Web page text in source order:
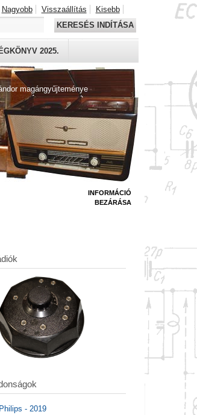
magángyűjteménye
2025.
Nagyobb Visszaállítás
Kisebb
KERESÉS INDÍTÁSA
INFORMÁCIÓ
BEZÁRÁSA
Philips - 2019